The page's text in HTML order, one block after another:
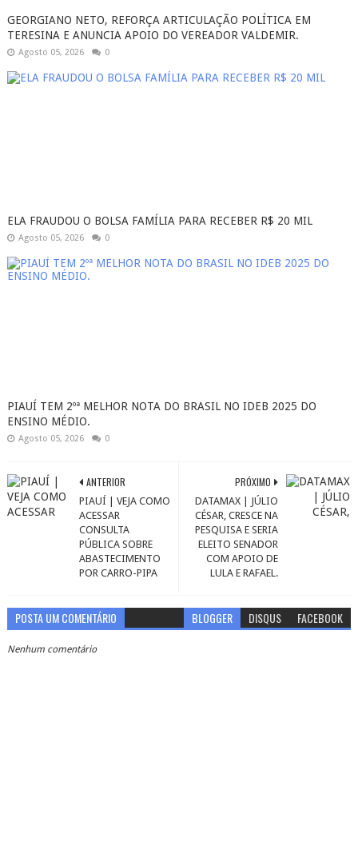
GEORGIANO NETO, REFORÇA ARTICULAÇÃO POLÍTICA EM
TERESINA E ANUNCIA APOIO DO VEREADOR VALDEMIR.
Agosto 05, 2026 0
ELA FRAUDOU O BOLSA FAMÍLIA PARA RECEBER R$ 20 MIL
Agosto 05, 2026 0
PIAUÍ TEM 2ºª MELHOR NOTA DO BRASIL NO IDEB 2025 DO
ENSINO MÉDIO.
Agosto 05, 2026 0
PRÓXIMO
DATAMAX | JÚLIO
CÉSAR, CRESCE NA
PESQUISA E SERIA
ELEITO SENADOR
COM APOIO DE
LULA E RAFAEL.
ANTERIOR
PIAUÍ | VEJA COMO
ACESSAR
CONSULTA
PÚBLICA SOBRE
ABASTECIMENTO
POR CARRO-PIPA
POSTA UM COMENTÁRIO BLOGGER DISQUS FACEBOOK
Nenhum comentário